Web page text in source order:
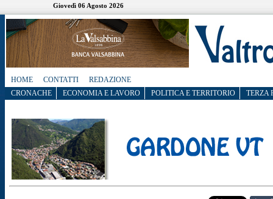
Giovedì 06 Agosto 2026
HOME CONTATTI
REDAZIONE
CRONACHE
ECONOMIA E LAVORO POLITICA E TERRITORIO TERZA